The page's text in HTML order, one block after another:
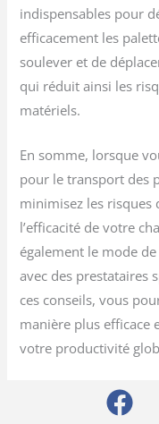
indispensables pour
efficacement les
soulever et de
qui réduit ainsi les
matériels.
En somme, lorsque
pour le transport des
minimisez les risques
l’efficacité de votre
également le mode
avec des prestataires
ces conseils, vous
manière plus efficace
votre productivité